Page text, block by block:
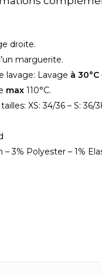
droite.
marguerite.
lavage: Lavage à 30°C
max110°C.
XS: 34/36 – S: 36/
– 3% Polyester – 1%